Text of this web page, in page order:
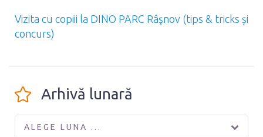
Vizita cu copiii la DINO PARC Râşnov (tips & tricks și
concurs)
Arhivă lunară
ALEGE LUNA ...